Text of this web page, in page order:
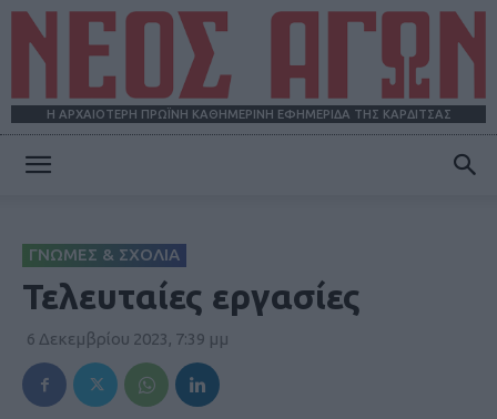
Η ΑΡΧΑΙΟΤΕΡΗ ΠΡΩΪΝΗ ΚΑΘΗΜΕΡΙΝΗ ΕΦΗΜΕΡΙΔΑ ΤΗΣ ΚΑΡΔΙΤΣΑΣ
ΓΝΩΜΕΣ & ΣΧΟΛΙΑ
Τελευταίες εργασίες
6 Δεκεμβρίου 2023, 7:39 μμ